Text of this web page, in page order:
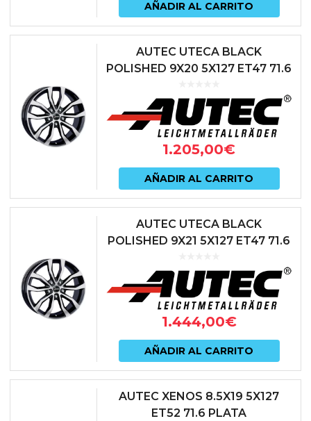
AÑADIR AL CARRITO
AUTEC UTECA BLACK
POLISHED 9X20 5X127 ET47 71.6
1.205,00€
AÑADIR AL CARRITO
AUTEC UTECA BLACK
POLISHED 9X21 5X127 ET47 71.6
1.444,00€
AÑADIR AL CARRITO
AUTEC XENOS 8.5X19 5X127
ET52 71.6 PLATA